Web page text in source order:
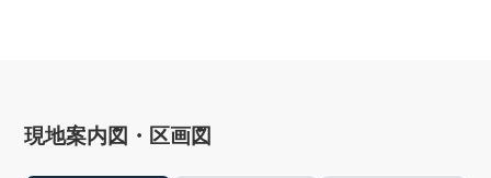
現地案内図・区画図